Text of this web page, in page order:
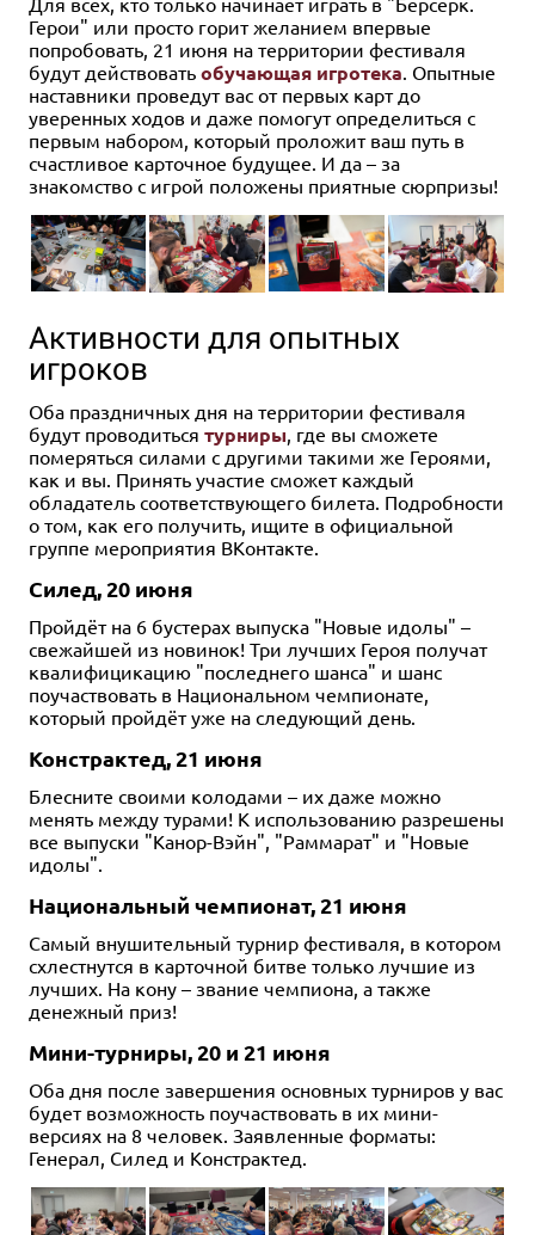
Герои" или просто горит желанием впервые
попробовать, 21 июня на территории фестиваля
будут действовать обучающая игротека . Опытные
наставники проведут вас от первых карт до
уверенных ходов и даже помогут определиться с
первым набором, который проложит ваш путь в
счастливое карточное будущее. И да – за
знакомство с игрой положены приятные сюрпризы!
Активности для опытных
игроков
Оба праздничных дня на территории фестиваля
будут проводиться турниры, где вы сможете
померяться силами с другими такими же Героями,
как и вы. Принять участие сможет каждый
обладатель соответствующего билета. Подробности
о том, как его получить, ищите в официальной
группе мероприятия ВКонтакте.
Силед, 20 июня
Пройдёт на 6 бустерах выпуска "Новые идолы" –
свежайшей из новинок! Три лучших Героя получат
квалифицикацию "последнего шанса" и шанс
поучаствовать в Национальном чемпионате,
который пройдёт уже на следующий день.
Констрактед, 21 июня
Блесните своими колодами – их даже можно
менять между турами! К использованию разрешены
все выпуски "Канор-Вэйн", "Раммарат" и "Новые
идолы".
Национальный чемпионат, 21 июня
Самый внушительный турнир фестиваля, в котором
схлестнутся в карточной битве только лучшие из
лучших. На кону – звание чемпиона, а также
денежный приз!
Мини-турниры, 20 и 21 июня
Оба дня после завершения основных турниров у вас
будет возможность поучаствовать в их мини-
версиях на 8 человек. Заявленные форматы:
Генерал, Силед и Констрактед.